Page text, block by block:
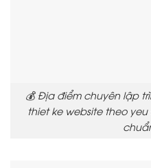
💰 Địa điểm chuyên lập
thiet ke website theo